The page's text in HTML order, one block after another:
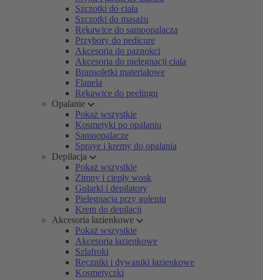
Szczotki do ciała
Szczotki do masażu
Rękawice do samoopalacza
Przybory do pedicure
Akcesoria do paznokci
Akcesoria do pielęgnacji ciała
Bransoletki materiałowe
Flanela
Rękawice do peelingu
Opalanie
Pokaż wszystkie
Kosmetyki po opalaniu
Samoopalacze
Spraye i kremy do opalania
Depilacja
Pokaż wszystkie
Zimny i ciepły wosk
Golarki i depilatory
Pielęgnacja przy goleniu
Krem do depilacji
Akcesoria łazienkowe
Pokaż wszystkie
Akcesoria łazienkowe
Szlafroki
Ręczniki i dywaniki łazienkowe
Kosmetyczki